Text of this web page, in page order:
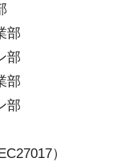
部
部
部
部
）